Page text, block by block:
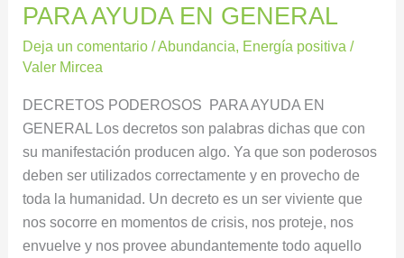
PARA AYUDA EN GENERAL
Deja un comentario /Abundancia, Energía positiva /
Valer Mircea
DECRETOS PODEROSOS PARA AYUDA EN
GENERAL Los decretos son palabras dichas que con
su manifestación producen algo. Ya que son poderosos
deben ser utilizados correctamente y en provecho de
toda la humanidad. Un decreto es un ser viviente que
nos socorre en momentos de crisis, nos proteje, nos
envuelve y nos provee abundantemente todo aquello